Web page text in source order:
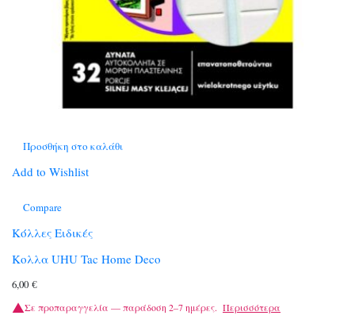
Προσθήκη στο καλάθι
Add to Wishlist
Compare
Κόλλες Ειδικές
Κολλα UHU Tac Home Deco
6,00 €
Σε προπαραγγελία — παράδοση 2–7 ημέρες. Περισσότερα